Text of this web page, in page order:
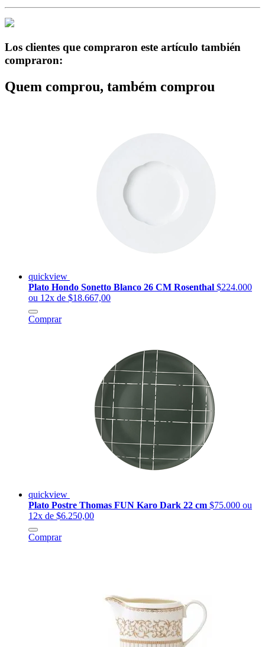
Los clientes que compraron este artículo también
compraron:
Quem comprou, também comprou
quickview
Plato Hondo Sonetto Blanco 26 CM Rosenthal $224.000
ou 12x de $18.667,00
Comprar
quickview
Plato Postre Thomas FUN Karo Dark 22 cm $75.000 ou
12x de $6.250,00
Comprar